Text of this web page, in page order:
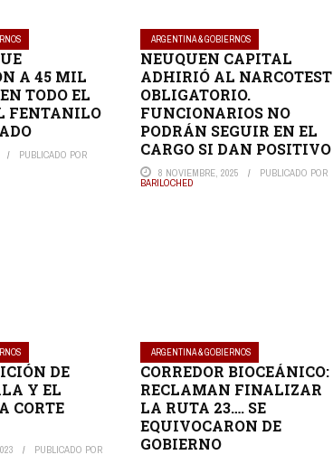
A 45 MIL
TODO EL
FENTANILO
PUBLICADO POR
ARGENTINA & GOBIERNOS
NEUQUEN CAPITAL
ADHIRIÓ AL NARCOTEST
OBLIGATORIO.
FUNCIONARIOS NO
PODRÁN SEGUIR EN EL
CARGO SI DAN POSITIVO
8 NOVIEMBRE, 2025 PUBLICADO POR
BARILOCHED
DE
Y EL
CORTE
PUBLICADO POR
ARGENTINA & GOBIERNOS
CORREDOR BIOCEÁNICO:
RECLAMAN FINALIZAR
LA RUTA 23…. SE
EQUIVOCARON DE
GOBIERNO